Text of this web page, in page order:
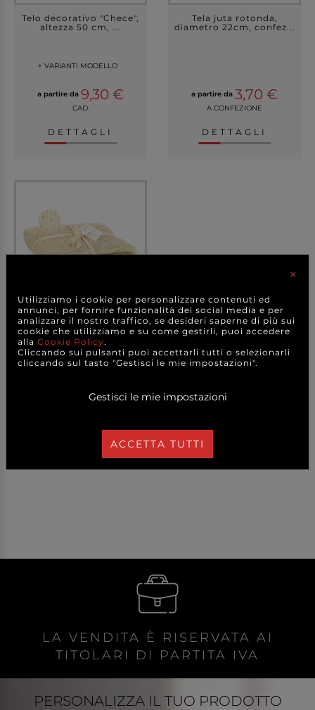
Telo decorativo "Chece",
altezza 50 cm, ...
+ VARIANTI MODELLO
a partire da 9,30 €
CAD.
DETTAGLI
Tela juta rotonda,
diametro 22cm, confez...
a partire da 3,70 €
A CONFEZIONE
DETTAGLI
Telo decorativo "Mechic",
altezza 70 cm,...
14,90 €
DETTAGLI
LA VENDITA È RISERVATA AI
TITOLARI DI PARTITA IVA
PERSONALIZZA IL TUO PRODOTTO
×
Utilizziamo i cookie per personalizzare contenuti ed
annunci, per fornire funzionalità dei social media e per
analizzare il nostro traffico, se desideri saperne di più sui
cookie che utilizziamo e su come gestirli, puoi accedere
alla Cookie Policy.
Cliccando sui pulsanti puoi accettarli tutti o selezionarli
cliccando sul tasto "Gestisci le mie impostazioni".
Gestisci le mie impostazioni
ACCETTA TUTTI